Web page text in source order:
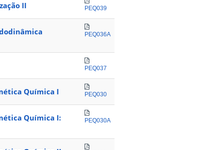
II PEQ039
PEQ036A
PEQ037
Química I PEQ030
Química I:
PEQ030A